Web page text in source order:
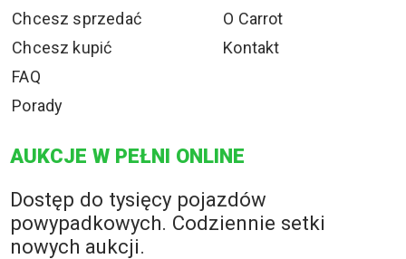
Chcesz sprzedać
Chcesz kupić
FAQ
Porady
O Carrot
Kontakt
AUKCJE W PEŁNI ONLINE
Dostęp do tysięcy pojazdów
powypadkowych. Codziennie setki
nowych aukcji.